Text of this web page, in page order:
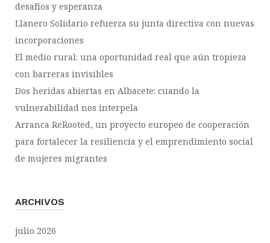
desafíos y esperanza
Llanero Solidario refuerza su junta directiva con nuevas
incorporaciones
El medio rural: una oportunidad real que aún tropieza
con barreras invisibles
Dos heridas abiertas en Albacete: cuando la
vulnerabilidad nos interpela
Arranca ReRooted, un proyecto europeo de cooperación
para fortalecer la resiliencia y el emprendimiento social
de mujeres migrantes
ARCHIVOS
julio 2026